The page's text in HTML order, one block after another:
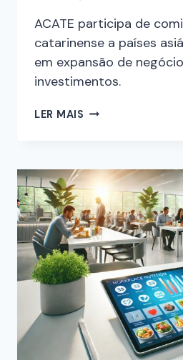
ACATE participa de
catarinense a países
em expansão de
investimentos.
LER MAIS